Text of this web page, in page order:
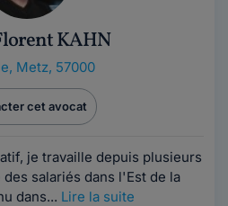
KAHN
, Metz, 57000
cet avocat
je travaille depuis plusieurs
salariés dans l'Est de la
dans... Lire la suite